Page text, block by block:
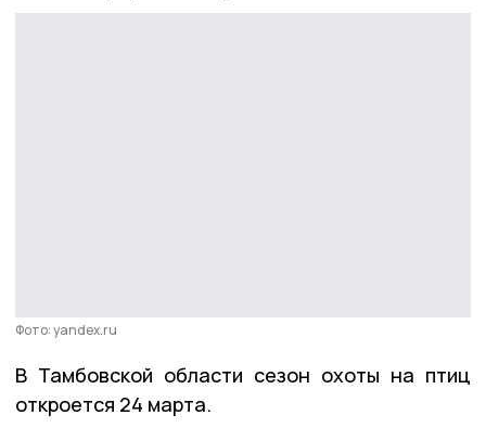
Фото: yandex.ru
В Тамбовской области сезон охоты на птиц
откроется 24 марта.